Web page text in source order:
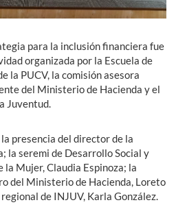
para la inclusión financiera fue
organizada por la Escuela de
la PUCV, la comisión asesora
del Ministerio de Hacienda y el
Juventud.
presencia del director de la
la seremi de Desarrollo Social y
la Mujer, Claudia Espinoza; la
del Ministerio de Hacienda, Loreto
de INJUV, Karla González.